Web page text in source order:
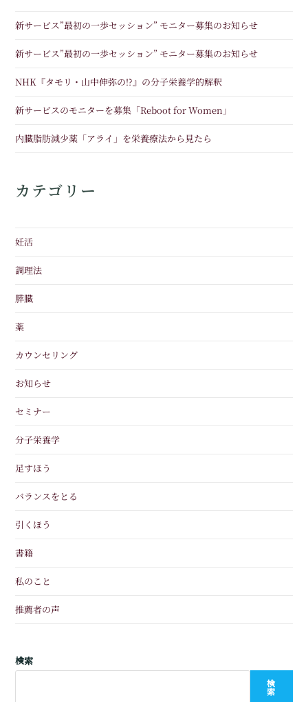
新サービス”最初の一歩セッション” モニター募集のお知らせ
新サービス”最初の一歩セッション” モニター募集のお知らせ
NHK『タモリ・山中伸弥の!?』の分子栄養学的解釈
新サービスのモニターを募集「Reboot for Women」
内臓脂肪減少薬「アライ」を栄養療法から見たら
カテゴリー
妊活
調理法
膵臓
薬
カウンセリング
お知らせ
セミナー
分子栄養学
足すほう
バランスをとる
引くほう
書籍
私のこと
推薦者の声
検索
検
索